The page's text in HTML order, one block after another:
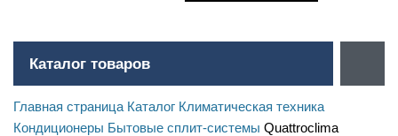
Каталог товаров
Главная страница Каталог Климатическая техника
Кондиционеры Бытовые сплит-системы Quattroclima